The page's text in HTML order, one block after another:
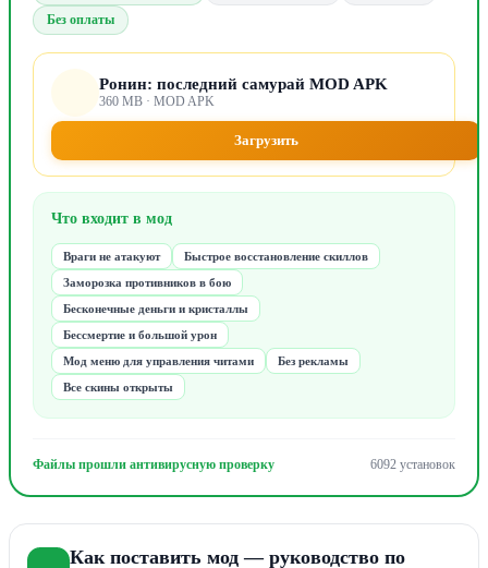
Без оплаты
Ронин: последний самурай MOD APK
360 MB · MOD APK
Загрузить
Что входит в мод
Враги не атакуют
Быстрое восстановление скиллов
Заморозка противников в бою
Бесконечные деньги и кристаллы
Бессмертие и большой урон
Мод меню для управления читами
Без рекламы
Все скины открыты
Файлы прошли антивирусную проверку 6092 установок
Как поставить мод — руководство по